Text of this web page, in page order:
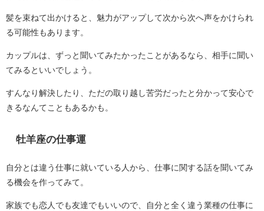
髪を束ねて出かけると、魅力がアップして次から次へ声をかけられ
る可能性もあります。
カップルは、ずっと聞いてみたかったことがあるなら、相手に聞い
てみるといいでしょう。
すんなり解決したり、ただの取り越し苦労だったと分かって安心で
きるなんてこともあるかも。
牡羊座の仕事運
自分とは違う仕事に就いている人から、仕事に関する話を聞いてみ
る機会を作ってみて。
家族でも恋人でも友達でもいいので、自分と全く違う業種の仕事に